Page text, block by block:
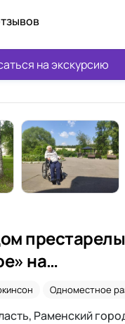
на экскурсию
на
Одноместное
Раменский